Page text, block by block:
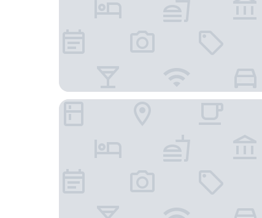
Mamikki Hotel Apartment